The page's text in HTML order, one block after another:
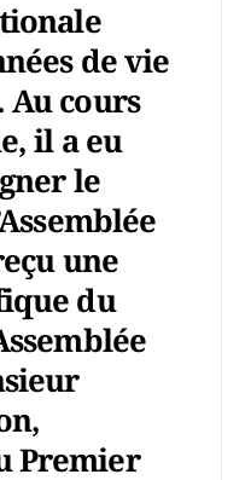
de vie
cours
il a eu
le
une
du
Premier